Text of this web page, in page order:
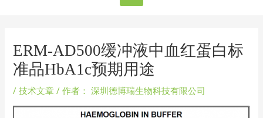
ERM-AD500缓冲液中血红蛋白标
准品HbA1c预期用途
/技术文章 / 作者： 深圳德博瑞生物科技有限公司